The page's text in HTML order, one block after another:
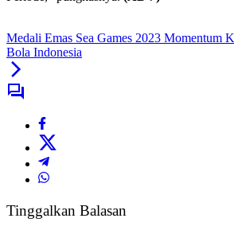
Medali Emas Sea Games 2023 Momentum
Bola Indonesia
Tinggalkan Balasan